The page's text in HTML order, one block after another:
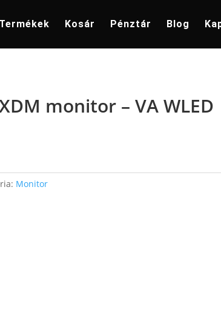
Termékek Kosár Pénztár Blog
monitor – VA WLED
Monitor